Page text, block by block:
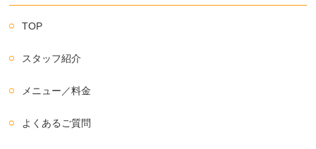
TOP
スタッフ紹介
メニュー／料金
よくあるご質問